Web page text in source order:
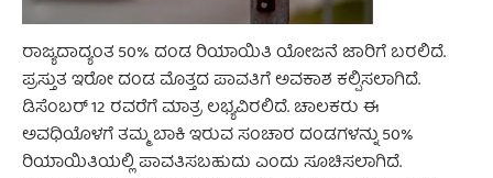
ರಾಜ್ಯದಾದ್ಯಂತ 50% ದಂಡ ರಿಯಾಯಿತಿ ಯೋಜನೆ ಜಾರಿಗೆ ಬರಲಿದೆ.
ಪ್ರಸ್ತುತ ಇರೋ ದಂಡ ಮೊತ್ತದ ಪಾವತಿಗೆ ಅವಕಾಶ ಕಲ್ಪಿಸಲಾಗಿದೆ.
ಡಿಸೆಂಬರ್ 12 ರವರೆಗೆ ಮಾತ್ರ ಲಭ್ಯವಿರಲಿದೆ. ಚಾಲಕರು ಈ
ಅವಧಿಯೊಳಗೆ ತಮ್ಮ ಬಾಕಿ ಇರುವ ಸಂಚಾರ ದಂಡಗಳನ್ನು 50%
ರಿಯಾಯಿತಿಯಲ್ಲಿ ಪಾವತಿಸಬಹುದು ಎಂದು ಸೂಚಿಸಲಾಗಿದೆ.